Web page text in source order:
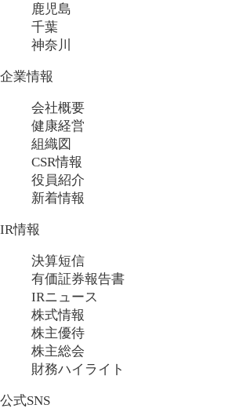
鹿児島
千葉
神奈川
企業情報
会社概要
健康経営
組織図
CSR情報
役員紹介
新着情報
IR情報
決算短信
有価証券報告書
IRニュース
株式情報
株主優待
株主総会
財務ハイライト
公式SNS